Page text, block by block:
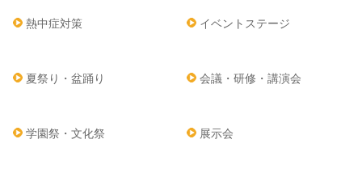
熱中症対策 イベントステージ
夏祭り・盆踊り 会議・研修・講演会
学園祭・文化祭 展示会